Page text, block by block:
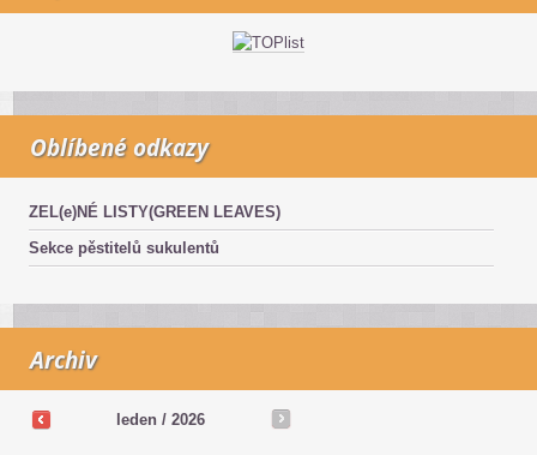
Oblíbené odkazy
ZEL(e)NÉ LISTY(GREEN LEAVES)
Sekce pěstitelů sukulentů
Archiv
leden / 2026